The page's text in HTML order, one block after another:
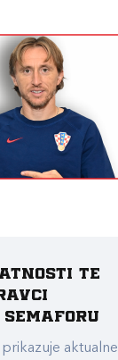
te
aktualne